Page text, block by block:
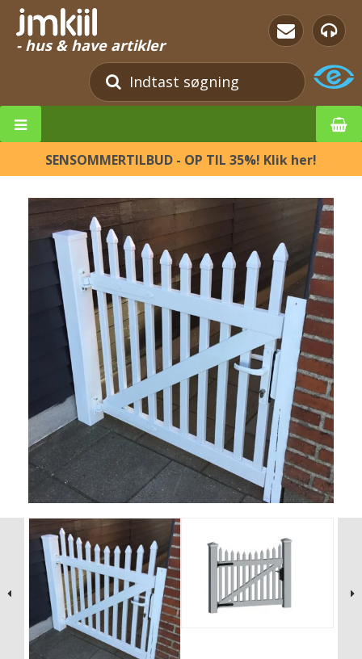
- hus & have artikler
SENSOMMERTILBUD - OP TIL 35%! Klik her!